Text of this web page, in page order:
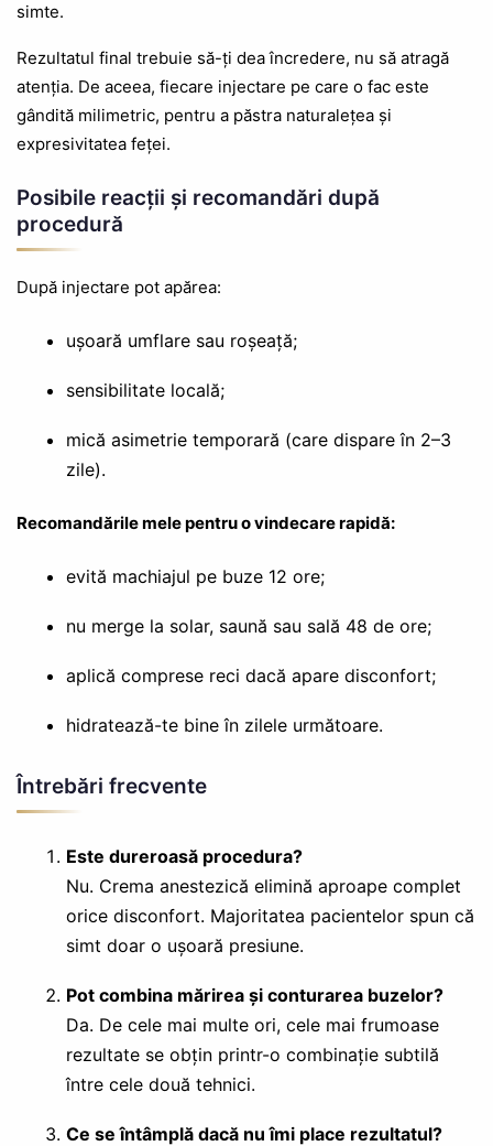
simte.
Rezultatul final trebuie să-ți dea încredere, nu să atragă
atenția. De aceea, fiecare injectare pe care o fac este
gândită milimetric, pentru a păstra naturalețea și
expresivitatea feței.
Posibile reacții și recomandări după
procedură
După injectare pot apărea:
ușoară umflare sau roșeață;
sensibilitate locală;
mică asimetrie temporară (care dispare în 2–3
zile).
Recomandările mele pentru o vindecare rapidă:
evită machiajul pe buze 12 ore;
nu merge la solar, saună sau sală 48 de ore;
aplică comprese reci dacă apare disconfort;
hidratează-te bine în zilele următoare.
Întrebări frecvente
Este dureroasă procedura?
Nu. Crema anestezică elimină aproape complet
orice disconfort. Majoritatea pacientelor spun că
simt doar o ușoară presiune.
Pot combina mărirea și conturarea buzelor?
Da. De cele mai multe ori, cele mai frumoase
rezultate se obțin printr-o combinație subtilă
între cele două tehnici.
Ce se întâmplă dacă nu îmi place rezultatul?